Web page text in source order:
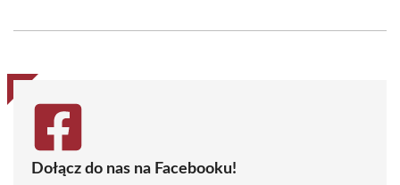
(Twitter)
Dołącz do nas na Facebooku!